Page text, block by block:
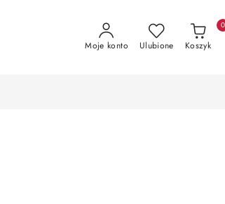
Moje konto Ulubione Koszyk
0